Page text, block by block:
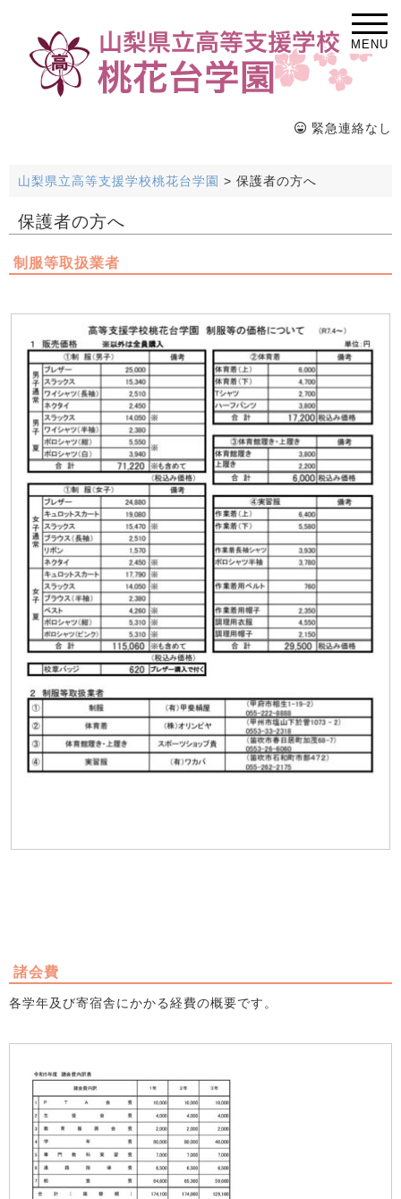
MENU
緊急連絡なし
山梨県立高等支援学校桃花台学園 > 保護者の方へ
保護者の方へ
制服等取扱業者
諸会費
各学年及び寄宿舎にかかる経費の概要です。